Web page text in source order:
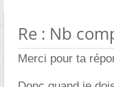
Re : Nb
Merci pour ta